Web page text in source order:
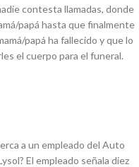
contesta llamadas, donde
papá hasta que finalmente
papá ha fallecido y que lo
el cuerpo para el funeral.
a un empleado del Auto
El empleado señala diez